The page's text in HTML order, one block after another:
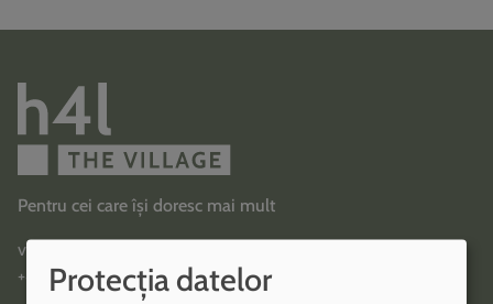
Pentru cei care își doresc mai mult
vanzari@h4l.ro
+40 784 369 369
Protecția datelor